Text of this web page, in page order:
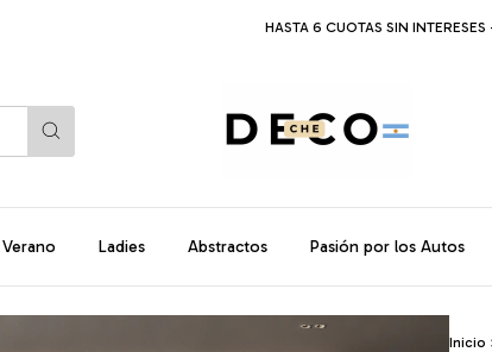
HASTA 6 CUOTAS SIN INTERESES -
Ladies Abstractos Pasión por los Autos
Inicio